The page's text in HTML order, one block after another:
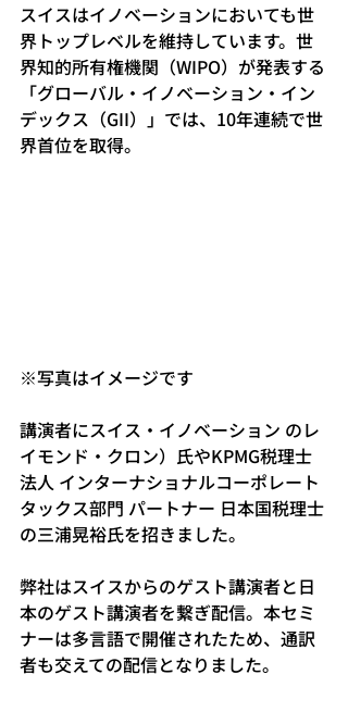
スイスはイノベーションにおいても世
界トップレベルを維持しています。世
界知的所有権機関（WIPO）が発表する
「グローバル・イノベーション・イン
デックス（GII）」では、10年連続で世
界首位を取得。
※写真はイメージです
講演者にスイス・イノベーション のレ
イモンド・クロン）氏やKPMG税理士
法人 インターナショナルコーポレート
タックス部門 パートナー 日本国税理士
の三浦晃裕氏を招きました。
弊社はスイスからのゲスト講演者と日
本のゲスト講演者を繋ぎ配信。本セミ
ナーは多言語で開催されたため、通訳
者も交えての配信となりました。